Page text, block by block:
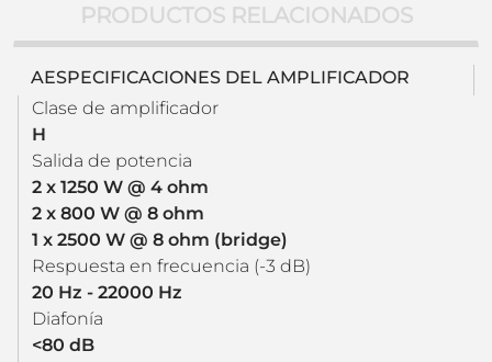
PRODUCTOS RELACIONADOS
AESPECIFICACIONES DEL AMPLIFICADOR
Clase de amplificador
H
Salida de potencia
2 x 1250 W @ 4 ohm
2 x 800 W @ 8 ohm
1 x 2500 W @ 8 ohm (bridge)
Respuesta en frecuencia (-3 dB)
20 Hz - 22000 Hz
Diafonía
<80 dB